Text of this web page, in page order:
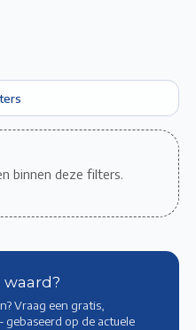
binnen deze filters.
Vraag een gratis,
op de actuele